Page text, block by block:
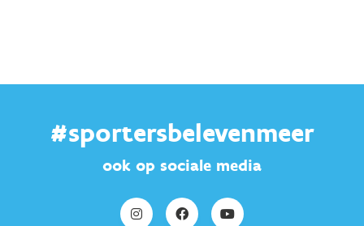
#sportersbelevenmeer
ook op sociale media